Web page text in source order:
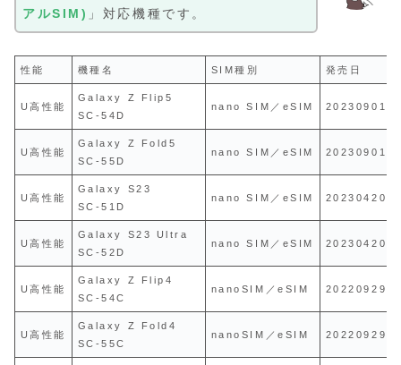
アルSIM) 」対応機種です。
性能 機種名 SIM種別 発売日
U高性能
Galaxy Z Flip5
SC-54D
nano SIM／eSIM 20230901
U高性能
Galaxy Z Fold5
SC-55D
nano SIM／eSIM 20230901
U高性能
Galaxy S23
SC-51D
nano SIM／eSIM 20230420
U高性能
Galaxy S23 Ultra
SC-52D
nano SIM／eSIM 20230420
U高性能
Galaxy Z Flip4
SC-54C
nanoSIM／eSIM 20220929
U高性能
Galaxy Z Fold4
SC-55C
nanoSIM／eSIM 20220929